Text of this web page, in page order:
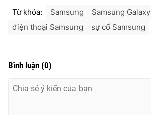
Cơ quan báo chí:Thời báo VTV
Từ khóa: Samsung
Samsung Galaxy
điện thoại Samsung
sự cố Samsung
Bình luận (0)